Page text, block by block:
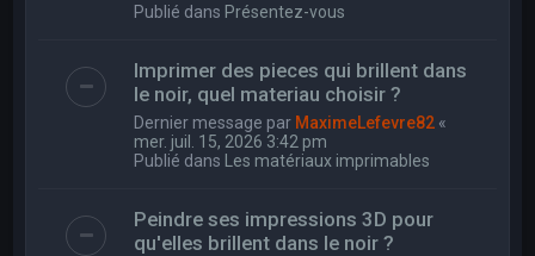
Publié dans Présentez-vous
Imprimer des pieces qui brillent dans
le noir, quel materiau choisir ?
Dernier message par MaximeLefevre82 «
mer. juil. 15, 2026 3:42 pm
Publié dans Les matériaux imprimables
Peindre ses impressions 3D pour
qu'elles brillent dans le noir ?